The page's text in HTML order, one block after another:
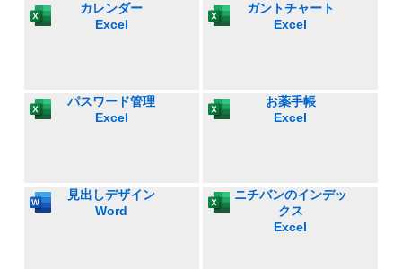
カレンダー
Excel
ガントチャート
Excel
パスワード管理
Excel
お薬手帳
Excel
見出しデザイン
Word
ニチバンのインデッ
クス
Excel